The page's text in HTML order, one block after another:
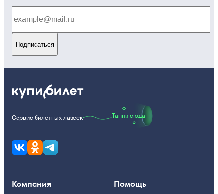
Подписаться
Сервис билетных лазеек Тапни сюда
Компания Помощь